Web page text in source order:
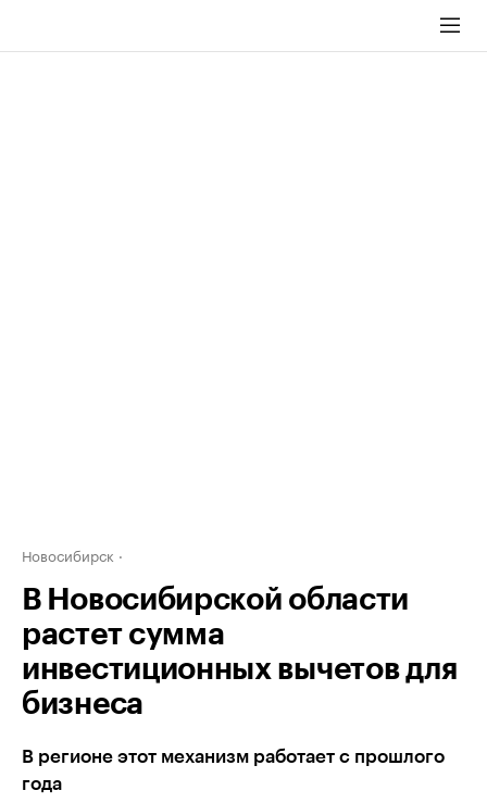
Новосибирск
В Новосибирской области
растет сумма
инвестиционных вычетов для
бизнеса
В регионе этот механизм работает с прошлого
года